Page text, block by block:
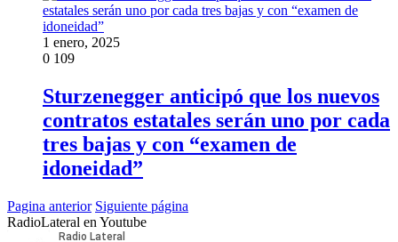
1 enero, 2025
0 109
Sturzenegger anticipó que los nuevos
contratos estatales serán uno por cada
tres bajas y con “examen de
idoneidad”
Pagina anterior Siguiente página
RadioLateral en Youtube